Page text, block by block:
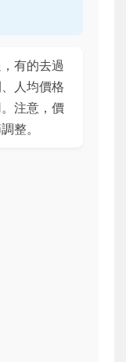
有的去過
人均價格
注意，價
整。